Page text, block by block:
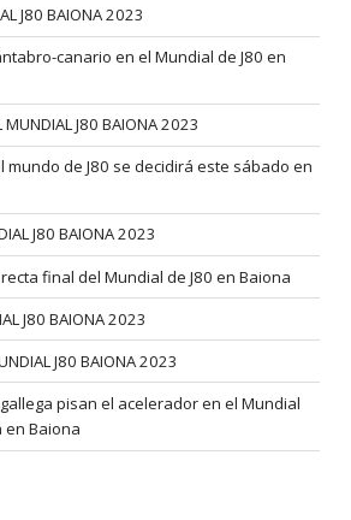
J80 BAIONA 2023
canario en el Mundial de J80 en
MUNDIAL J80 BAIONA 2023
mundo de J80 se decidirá este sábado en
J80 BAIONA 2023
final del Mundial de J80 en Baiona
J80 BAIONA 2023
J80 BAIONA 2023
pisan el acelerador en el Mundial
en Baiona